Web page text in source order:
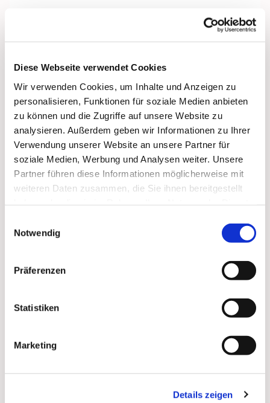
Diese Webseite verwendet Cookies
Wir verwenden Cookies, um Inhalte und Anzeigen zu
personalisieren, Funktionen für soziale Medien anbieten
zu können und die Zugriffe auf unsere Website zu
analysieren. Außerdem geben wir Informationen zu Ihrer
Verwendung unserer Website an unsere Partner für
soziale Medien, Werbung und Analysen weiter. Unsere
Partner führen diese Informationen möglicherweise mit
weiteren Daten zusammen, die Sie ihnen bereitgestellt
Notwendig
Präferenzen
Statistiken
Marketing
Details zeigen